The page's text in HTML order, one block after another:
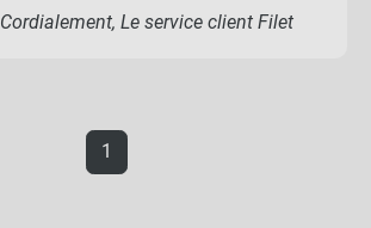
Cordialement, Le service client Filet
1